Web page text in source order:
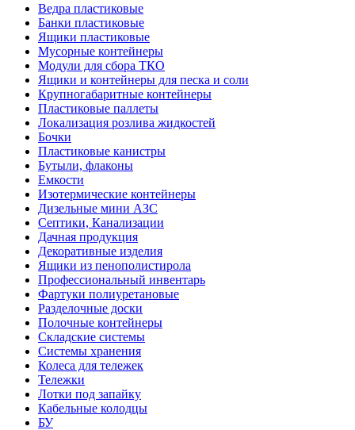
Ведра пластиковые
Банки пластиковые
Ящики пластиковые
Мусорные контейнеры
Модули для сбора ТКО
Ящики и контейнеры для песка и соли
Крупногабаритные контейнеры
Пластиковые паллеты
Локализация розлива жидкостей
Бочки
Пластиковые канистры
Бутыли, флаконы
Емкости
Изотермические контейнеры
Дизельные мини АЗС
Септики, Канализации
Дачная продукция
Декоративные изделия
Ящики из пенополистирола
Профессиональный инвентарь
Фартуки полиуретановые
Разделочные доски
Полочные контейнеры
Складские системы
Системы хранения
Колеса для тележек
Тележки
Лотки под запайку
Кабельные колодцы
БУ